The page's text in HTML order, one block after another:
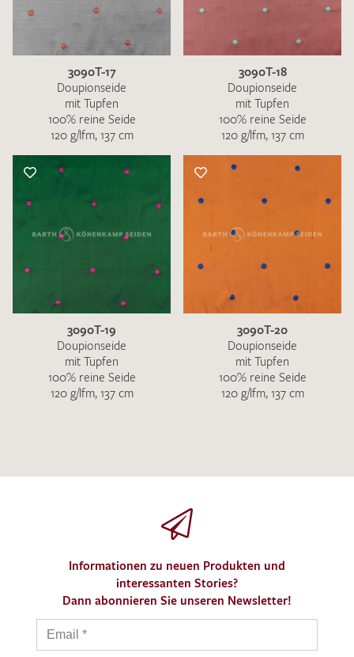
3090T-17
Doupionseide
mit Tupfen
100% reine Seide
120 g/lfm, 137 cm
3090T-18
Doupionseide
mit Tupfen
100% reine Seide
120 g/lfm, 137 cm
3090T-19
Doupionseide
mit Tupfen
100% reine Seide
120 g/lfm, 137 cm
3090T-20
Doupionseide
mit Tupfen
100% reine Seide
120 g/lfm, 137 cm
Informationen zu neuen Produkten und
interessanten Stories?
Dann abonnieren Sie unseren Newsletter!